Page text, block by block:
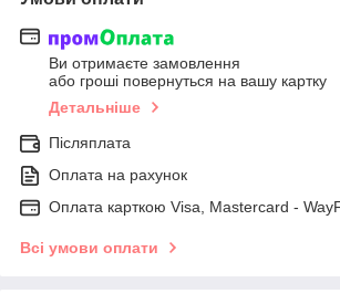
Ви отримаєте замовлення
або гроші повернуться на вашу картку
Детальніше
Післяплата
Оплата на рахунок
Оплата карткою Visa, Mastercard -
Всі умови оплати